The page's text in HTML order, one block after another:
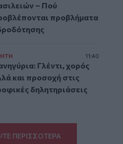
– Πού
προβλήματα
11:40
Γλέντι, χορός
και προσοχή στις
δηλητηριάσεις
ΠΕΡΙΣΣΟΤΕΡΑ